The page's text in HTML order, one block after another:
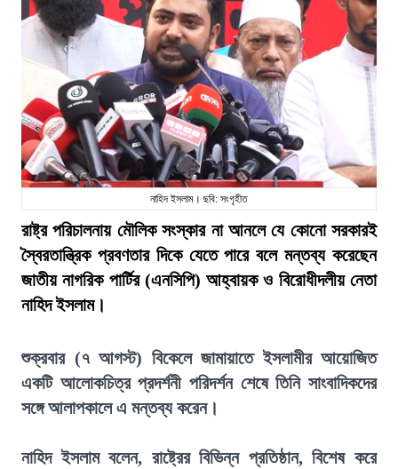
নাহিদ ইসলাম। ছবি: সংগৃহীত
রাষ্ট্র পরিচালনায় মৌলিক সংস্কার না আনলে যে কোনো সরকারই
স্বৈরতান্ত্রিক প্রবণতার দিকে যেতে পারে বলে মন্তব্য করেছেন
জাতীয় নাগরিক পার্টির (এনসিপি) আহ্বায়ক ও বিরোধীদলীয় নেতা
নাহিদ ইসলাম।
শুক্রবার (৭ আগস্ট) বিকেলে জামায়াতে ইসলামীর আয়োজিত
একটি আলোকচিত্র প্রদর্শনী পরিদর্শন শেষে তিনি সাংবাদিকদের
সঙ্গে আলাপকালে এ মন্তব্য করেন।
নাহিদ ইসলাম বলেন, রাষ্ট্রের বিভিন্ন প্রতিষ্ঠান, বিশেষ করে